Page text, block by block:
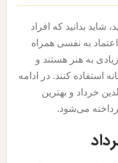
شاید بدانید که افراد
به نفسی همراه
به هنر هستند و
استفاده کنند. در ادامه
خرداد و بهترین
می‌شود.